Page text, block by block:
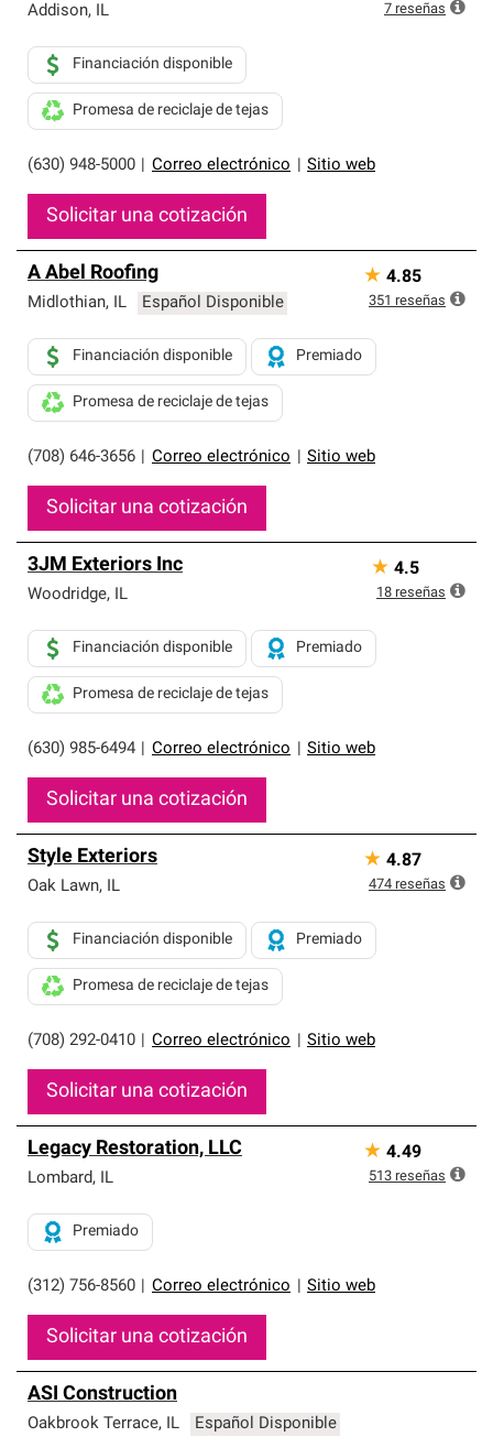
Addison, IL
(630) 948-5000 Correo electrónico Sitio web
Financiación disponible
Promesa de reciclaje de tejas
Solicitar una cotización
7 reseñas
A Abel Roofing
Midlothian, IL Español Disponible
(708) 646-3656 Correo electrónico Sitio web
Financiación disponible Premiado
Promesa de reciclaje de tejas
Solicitar una cotización
★ 4.85
351 reseñas
3JM Exteriors Inc
Woodridge, IL
(630) 985-6494 Correo electrónico Sitio web
Financiación disponible Premiado
Promesa de reciclaje de tejas
Solicitar una cotización
★ 4.5
18 reseñas
Style Exteriors
Oak Lawn, IL
(708) 292-0410 Correo electrónico Sitio web
Financiación disponible Premiado
Promesa de reciclaje de tejas
Solicitar una cotización
★ 4.87
474 reseñas
Legacy Restoration, LLC
Lombard, IL
(312) 756-8560 Correo electrónico Sitio web
Premiado
Solicitar una cotización
★ 4.49
513 reseñas
ASI Construction
Oakbrook Terrace, IL Español Disponible